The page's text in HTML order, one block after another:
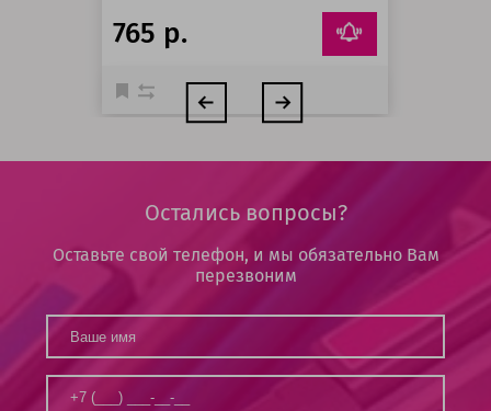
765 р.
Остались вопросы?
Оставьте свой телефон, и мы обязательно Вам
перезвоним